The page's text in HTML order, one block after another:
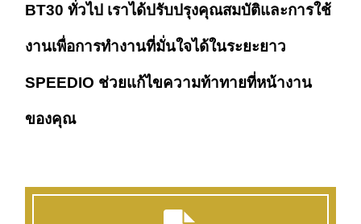
BT30 ทั่วไป เราได้ปรับปรุงคุณสมบัติและการใช้
งานเพื่อการทำงานที่มั่นใจได้ในระยะยาว
SPEEDIO ช่วยแก้ไขความท้าทายที่หน้างาน
ของคุณ